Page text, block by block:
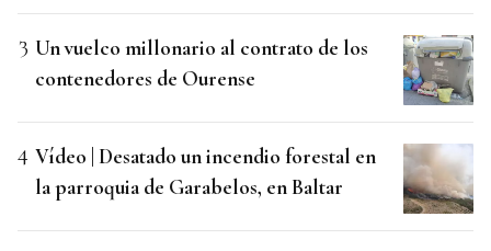
Un vuelco millonario al contrato de los
contenedores de Ourense
Vídeo | Desatado un incendio forestal en
la parroquia de Garabelos, en Baltar